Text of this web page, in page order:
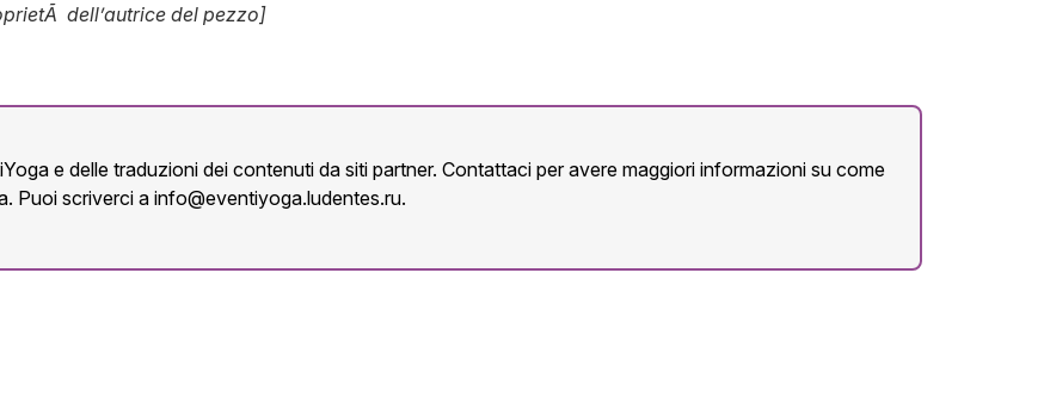
dell’autrice del pezzo]
e delle traduzioni dei contenuti da siti partner. Contattaci per avere maggiori informazioni su come
Puoi scriverci a info@eventiyoga.ludentes.ru.